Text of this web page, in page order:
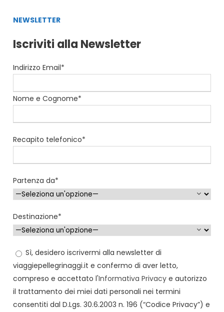
NEWSLETTER
Iscriviti alla Newsletter
Indirizzo Email*
Nome e Cognome*
Recapito telefonico*
Partenza da*
Destinazione*
Sì, desidero iscrivermi alla newsletter di
viaggiepellegrinaggi.it e confermo di aver letto,
compreso e accettato l'Informativa Privacy e autorizzo
il trattamento dei miei dati personali nei termini
consentiti dal D.Lgs. 30.6.2003 n. 196 (“Codice Privacy”) e